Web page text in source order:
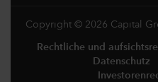
Copyright © 2026 Capital
Rechtliche und
Datenschutz